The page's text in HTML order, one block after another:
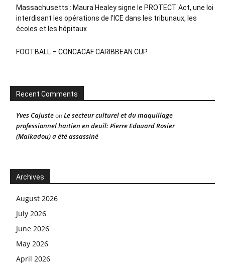
Massachusetts : Maura Healey signe le PROTECT Act, une loi
interdisant les opérations de l’ICE dans les tribunaux, les
écoles et les hôpitaux
FOOTBALL – CONCACAF CARIBBEAN CUP
Recent Comments
Yves CajusteonLe secteur culturel et du maquillage
professionnel haïtien en deuil: Pierre Edouard Rosier
(Maikadou) a été assassiné
Archives
August 2026
July 2026
June 2026
May 2026
April 2026